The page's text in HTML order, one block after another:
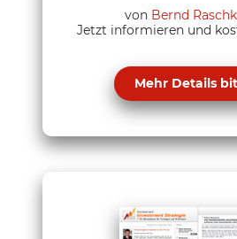
von Bernd
Jetzt informieren und
Mehr Details